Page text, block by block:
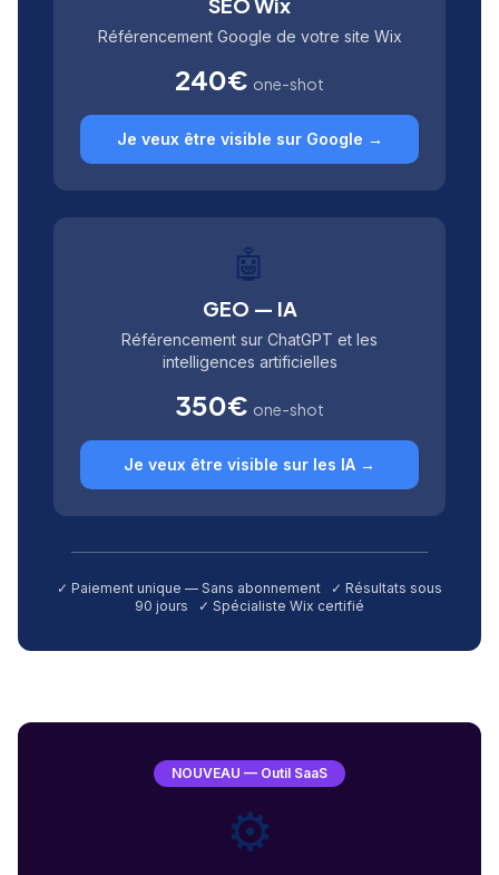
Référencement Google de votre site Wix
240€ one-shot
Je veux être visible sur Google →
🤖
GEO — IA
Référencement sur ChatGPT et les
intelligences artificielles
350€ one-shot
Je veux être visible sur les IA →
✓ Paiement unique — Sans abonnement ✓ Résultats sous
90 jours ✓ Spécialiste Wix certifié
NOUVEAU — Outil SaaS
⚙️